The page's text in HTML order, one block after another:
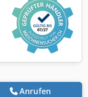
Anrufen